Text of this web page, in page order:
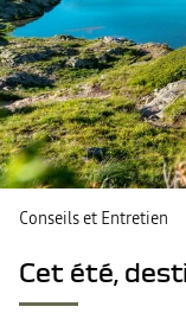
Conseils et Entretien
Cet été,